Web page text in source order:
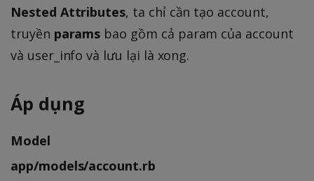
Nested Attributes, ta chỉ cần tạo account,
truyền params bao gồm cả param của account
và user_info và lưu lại là xong.
Áp dụng
Model
app/models/account.rb